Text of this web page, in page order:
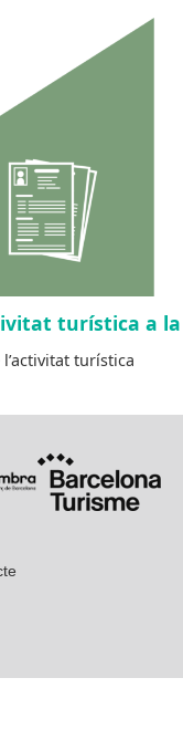
turística a la
turística